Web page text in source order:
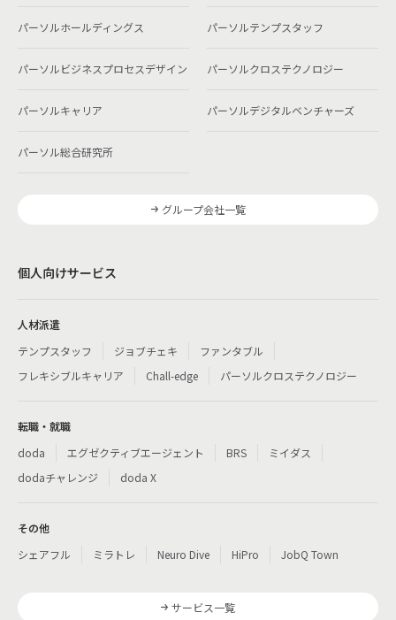
パーソルホールディングス パーソルテンプスタッフ
パーソルビジネスプロセスデザイン パーソルクロステクノロジー
パーソルキャリア パーソルデジタルベンチャーズ
パーソル総合研究所
グループ会社一覧
個人向けサービス
人材派遣
テンプスタッフ
ジョブチェキ
ファンタブル
フレキシブルキャリア
Chall-edge パーソルクロステクノロジー
転職・就職
doda
エグゼクティブエージェント BRS
ミイダス
dodaチャレンジ
doda X
その他
シェアフル
ミラトレ Neuro Dive HiPro JobQ Town
サービス一覧